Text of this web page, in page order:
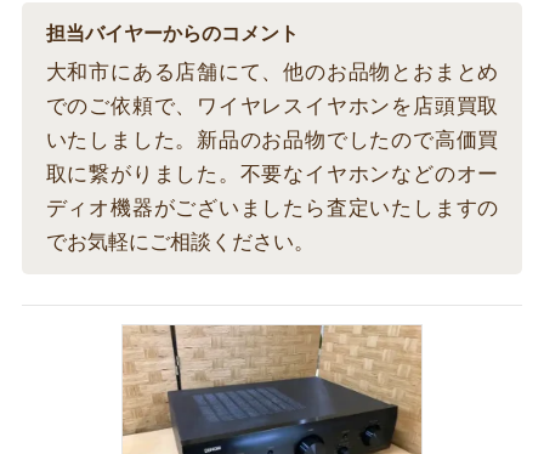
担当バイヤーからのコメント
大和市にある店舗にて、他のお品物とおまとめ
でのご依頼で、ワイヤレスイヤホンを店頭買取
いたしました。新品のお品物でしたので高価買
取に繋がりました。不要なイヤホンなどのオー
ディオ機器がございましたら査定いたしますの
でお気軽にご相談ください。